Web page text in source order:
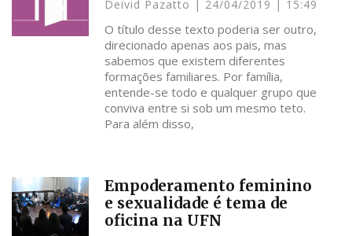
Deivid Pazatto 24/04/2019 15:49
O título desse texto poderia ser outro,
direcionado apenas aos pais, mas
sabemos que existem diferentes
formações familiares. Por família,
entende-se todo e qualquer grupo que
conviva entre si sob um mesmo teto.
Para além disso,
Empoderamento feminino
e sexualidade é tema de
oficina na UFN